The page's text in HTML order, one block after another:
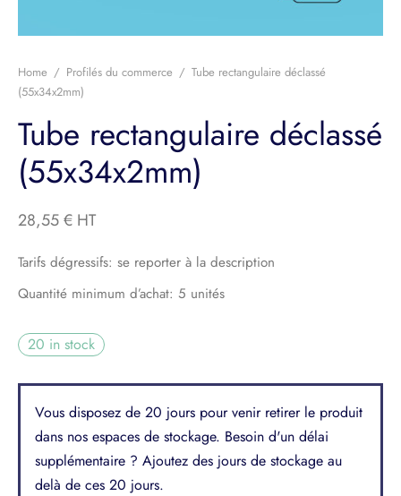
Home / Profilés du commerce / Tube rectangulaire déclassé
(55x34x2mm)
Tube rectangulaire déclassé
(55x34x2mm)
28,55€
Tarifs dégressifs: se reporter à la description
Quantité minimum d’achat: 5 unités
20 in stock
Vous disposez de 20 jours pour venir retirer le produit
dans nos espaces de stockage. Besoin d'un délai
supplémentaire ? Ajoutez des jours de stockage au
delà de ces 20 jours.
et Équipement
divers